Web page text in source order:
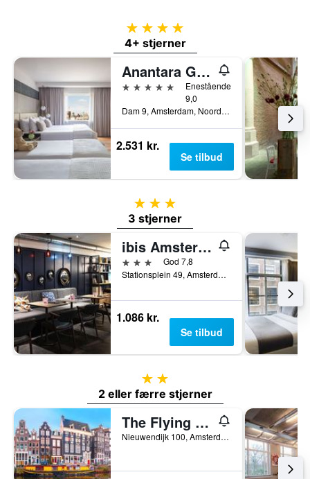
4 stjerner
4+ stjerner
Anantara Grand Hotel Krasnapolsky Amsterdam
5 stjerner
Enestående
9,0
Dam 9, Amsterdam, Noord-Holland, Holland
2.531 kr.
Se tilbud
3 stjerner
3 stjerner
ibis Amsterdam Centre
3 stjernerGod 7,8
Stationsplein 49, Amsterdam, Noord-Holland, Holland
1.086 kr.
Se tilbud
2 stjerner
2 eller færre stjerner
The Flying Pig Downtown Youth Hostel
Nieuwendijk 100, Amsterdam, Noord-Holland, Holland